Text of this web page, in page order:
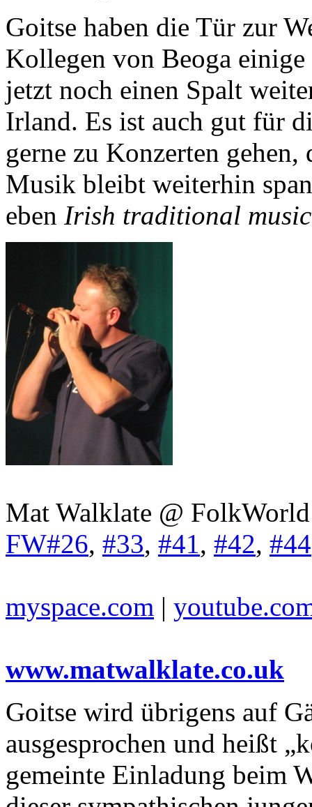
Goitse haben die Tür zur
Kollegen von Beoga einige
jetzt noch einen Spalt
Irland. Es ist auch gut für
gerne zu Konzerten
Musik bleibt weiterhin
eben Irish traditional
Mat Walklate @
FW#26, #33, #41, #42, #44
myspace.com |
www.matwalklate.co.uk
Goitse wird übrigens auf
ausgesprochen und heißt
gemeinte Einladung beim